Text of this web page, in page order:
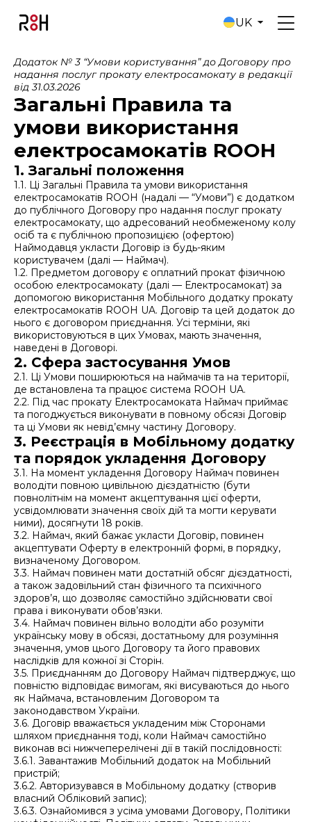
UK
Додаток № 3 “Умови користування” до Договору про
надання послуг прокату електросамокату в редакції
від 31.03.2026
Загальні Правила та
умови використання
електросамокатів ROOH
1. Загальні положення
1.1. Ці Загальні Правила та умови використання
електросамокатів ROOH (надалі — “Умови”) є додатком
до публічного Договору про надання послуг прокату
електросамокату, що адресований необмеженому колу
осіб та є публічною пропозицією (офертою)
Наймодавця укласти Договір із будь-яким
користувачем (далі — Наймач).
1.2. Предметом договору є оплатний прокат фізичною
особою електросамокату (далі — Електросамокат) за
допомогою використання Мобільного додатку прокату
електросамокатів ROOH UA. Договір та цей додаток до
нього є договором приєднання. Усі терміни, які
використовуються в цих Умовах, мають значення,
наведені в Договорі.
2. Сфера застосування Умов
2.1. Ці Умови поширюються на наймачів та на території,
де встановлена та працює система ROOH UA.
2.2. Під час прокату Електросамоката Наймач приймає
та погоджується виконувати в повному обсязі Договір
та ці Умови як невід’ємну частину Договору.
3. Реєстрація в Мобільному додатку
та порядок укладення Договору
3.1. На момент укладення Договору Наймач повинен
володіти повною цивільною дієздатністю (бути
повнолітнім на момент акцептування цієї оферти,
усвідомлювати значення своїх дій та могти керувати
ними), досягнути 18 років.
3.2. Наймач, який бажає укласти Договір, повинен
акцептувати Оферту в електронній формі, в порядку,
визначеному Договором.
3.3. Наймач повинен мати достатній обсяг дієздатності,
а також задовільний стан фізичного та психічного
здоров’я, що дозволяє самостійно здійснювати свої
права і виконувати обов’язки.
3.4. Наймач повинен вільно володіти або розуміти
українську мову в обсязі, достатньому для розуміння
значення, умов цього Договору та його правових
наслідків для кожної зі Сторін.
3.5. Приєднанням до Договору Наймач підтверджує, що
повністю відповідає вимогам, які висуваються до нього
як Наймача, встановленим Договором та
законодавством України.
3.6. Договір вважається укладеним між Сторонами
шляхом приєднання тоді, коли Наймач самостійно
виконав всі нижчеперелічені дії в такій послідовності:
3.6.1. Завантажив Мобільний додаток на Мобільний
пристрій;
3.6.2. Авторизувався в Мобільному додатку (створив
власний Обліковий запис);
3.6.3. Ознайомився з усіма умовами Договору, Політики